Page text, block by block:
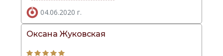
04.06.2020 г.
Оксана Жуковская